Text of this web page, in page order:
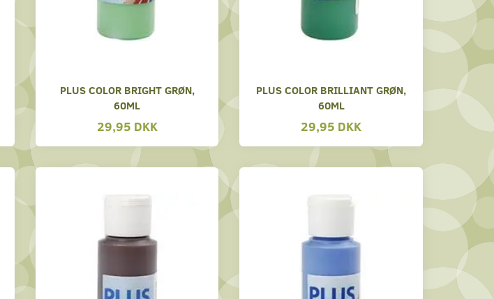
PLUS COLOR BRIGHT GRØN,
60ML
29,95 DKK
PLUS COLOR BRILLIANT GRØN,
60ML
29,95 DKK